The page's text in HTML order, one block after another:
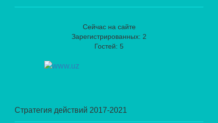
Сейчас на сайте
Зарегистрированных: 2
Гостей: 5
Стратегия действий 2017-2021